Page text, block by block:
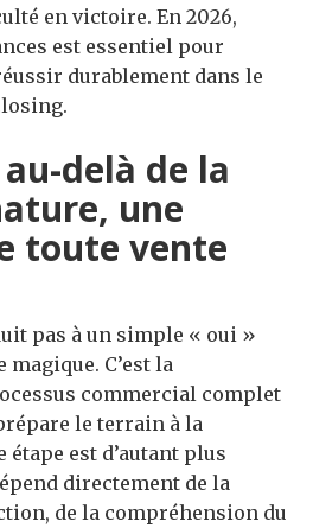
en victoire. En 2026,
est essentiel pour
durablement dans le
delà de la
une
toute vente
pas à un simple « oui »
C’est la
commercial complet
le terrain à la
est d’autant plus
directement de la
de la compréhension du